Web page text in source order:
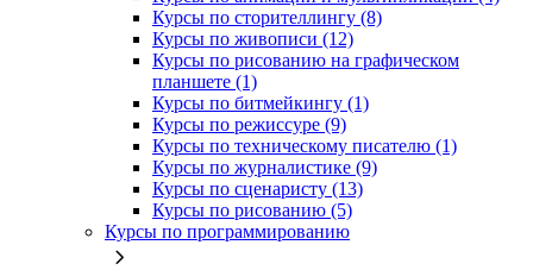
Курсы по сторителлингу (8)
Курсы по живописи (12)
Курсы по рисованию на графическом
планшете (1)
Курсы по битмейкингу (1)
Курсы по режиссуре (9)
Курсы по техническому писателю (1)
Курсы по журналистике (9)
Курсы по сценаристу (13)
Курсы по рисованию (5)
Курсы по программированию